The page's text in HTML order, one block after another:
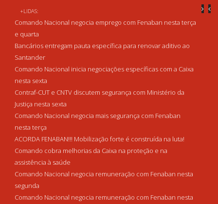
+LIDAS:
Comando Nacional negocia emprego com Fenaban nesta terça
e quarta
Bancários entregam pauta específica para renovar aditivo ao
Santander
Comando Nacional inicia negociações específicas com a Caixa
nesta sexta
Contraf-CUT e CNTV discutem segurança com Ministério da
Justiça nesta sexta
Comando Nacional negocia mais segurança com Fenaban
nesta terça
ACORDA FENABAN!!! Mobilização forte é construída na luta!
Comando cobra melhorias da Caixa na proteção e na
assistência à saúde
Comando Nacional negocia remuneração com Fenaban nesta
segunda
Comando Nacional negocia remuneração com Fenaban nesta